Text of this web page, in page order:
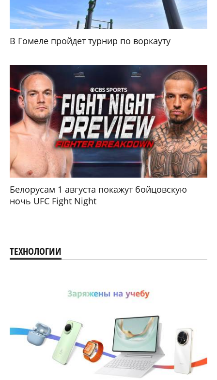
В Гомеле пройдет турнир по воркауту
Белорусам 1 августа покажут бойцовскую
ночь UFC Fight Night
ТЕХНОЛОГИИ